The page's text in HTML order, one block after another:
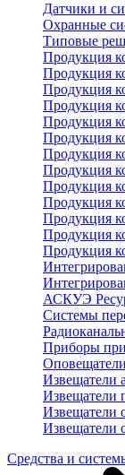
Датчики и
Охранные
Типовые
Продукция
Продукция
Продукция
Продукция
Продукция
Продукция
Продукция
Продукция
Продукция
Продукция
Продукция
Продукция
Продукция
АСКУЭ
Системы
Приборы
Оповещатели
Извещатели
Извещатели
Извещатели
Извещатели
Средства и